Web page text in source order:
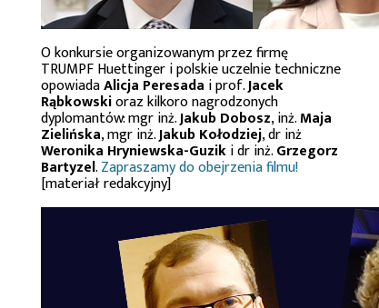
O konkursie organizowanym przez firmę
TRUMPF Huettinger i polskie uczelnie techniczne
opowiadaAlicja Peresada i prof.Jacek
Rąbkowskioraz kilkoro nagrodzonych
dyplomantów: mgr inż.Jakub Dobosz, inż.Maja
Zielińska, mgr inż.Jakub Kołodziej, dr inż
Weronika Hryniewska-Guziki dr inż.Grzegorz
Bartyzel.Zapraszamy do obejrzenia filmu!
[materiał redakcyjny]